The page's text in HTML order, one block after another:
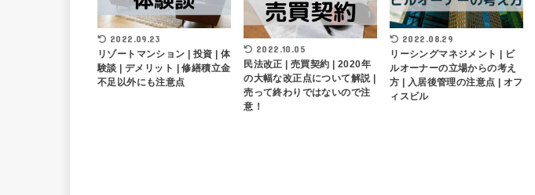
2022.09.23
リゾートマンション | 投資 | 体
験談 | デメリット | 修繕積立金
不足以外にも注意点
2022.10.05
民法改正 | 売買契約 | 2020年
の大幅な改正点について解説 |
売って終わりではないので注
意！
2022.08.29
リーシングマネジメント | ビ
ルオーナーの立場からの考え
方 | 入居後管理の注意点 | オフ
ィスビル